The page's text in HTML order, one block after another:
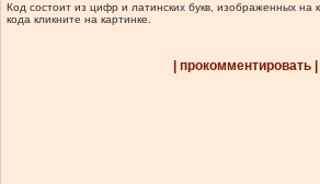
Код состоит из цифр и латинских букв, изображенных на
кода кликните на картинке.
| прокомментировать |